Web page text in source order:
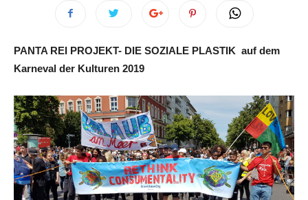
PANTA REI PROJEKT- DIE SOZIALE PLASTIK auf dem
Karneval der Kulturen 2019